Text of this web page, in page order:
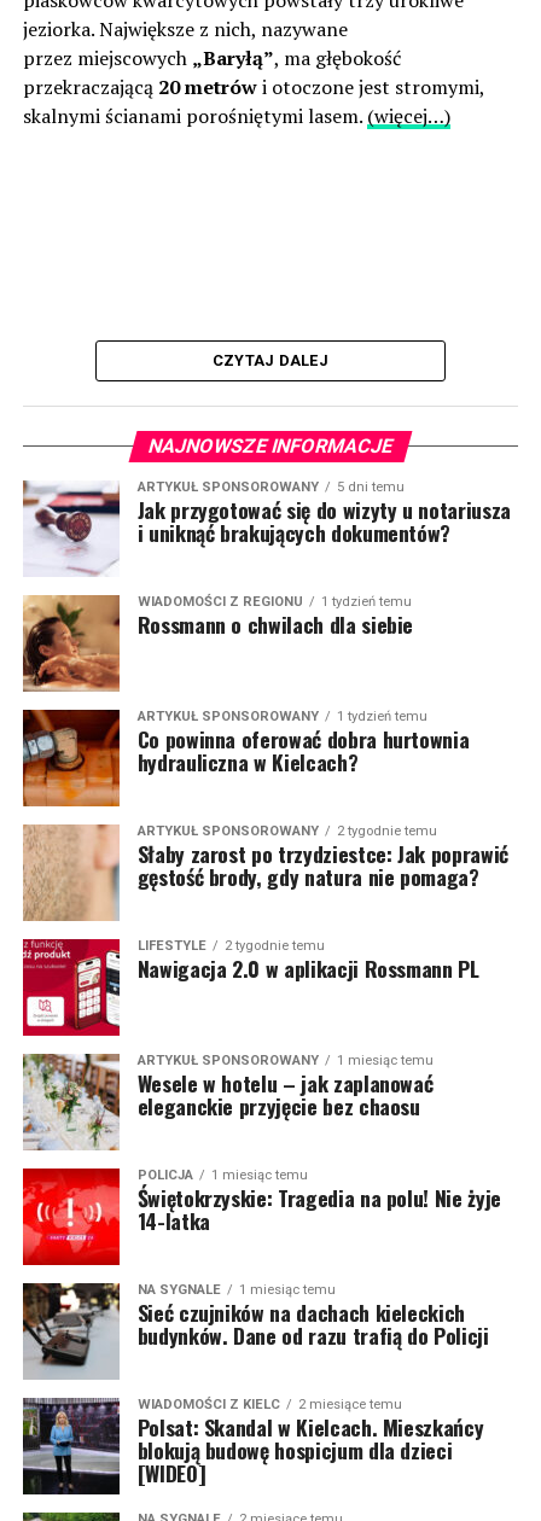
jeziorka. Największe z nich, nazywane
przez miejscowych „Baryłą”, ma głębokość
przekraczającą 20 metrówi otoczone jest stromymi,
skalnymi ścianami porośniętymi lasem. (więcej…)
CZYTAJ DALEJ
NAJNOWSZE INFORMACJE
ARTYKUŁ SPONSOROWANY 5 dni temu
Jak przygotować się do wizyty u notariusza
i uniknąć brakujących dokumentów?
WIADOMOŚCI Z REGIONU 1 tydzień temu
Rossmann o chwilach dla siebie
ARTYKUŁ SPONSOROWANY 1 tydzień temu
Co powinna oferować dobra hurtownia
hydrauliczna w Kielcach?
ARTYKUŁ SPONSOROWANY 2 tygodnie temu
Słaby zarost po trzydziestce: Jak poprawić
gęstość brody, gdy natura nie pomaga?
LIFESTYLE 2 tygodnie temu
Nawigacja 2.0 w aplikacji Rossmann PL
ARTYKUŁ SPONSOROWANY 1 miesiąc temu
Wesele w hotelu – jak zaplanować
eleganckie przyjęcie bez chaosu
POLICJA 1 miesiąc temu
Świętokrzyskie: Tragedia na polu! Nie żyje
14-latka
NA SYGNALE 1 miesiąc temu
Sieć czujników na dachach kieleckich
budynków. Dane od razu trafią do Policji
WIADOMOŚCI Z KIELC 2 miesiące temu
Polsat: Skandal w Kielcach. Mieszkańcy
blokują budowę hospicjum dla dzieci
[WIDEO]